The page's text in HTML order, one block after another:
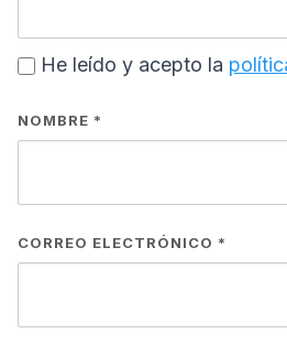
He leído y acepto la
NOMBRE *
CORREO ELECTRÓNICO *